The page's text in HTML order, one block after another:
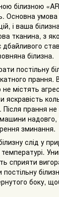
білизною
Основна
і ваша
тканина, з
дбайливого
білизна.
постільну
прання.
містять
яскравість
Після прання
зминання.
слід у
температурі.
сприяти
боку,